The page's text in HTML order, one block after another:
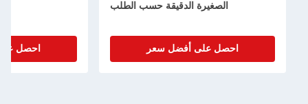
الصغيرة الدقيقة حسب الطلب
احصل على أفضل سعر احصل